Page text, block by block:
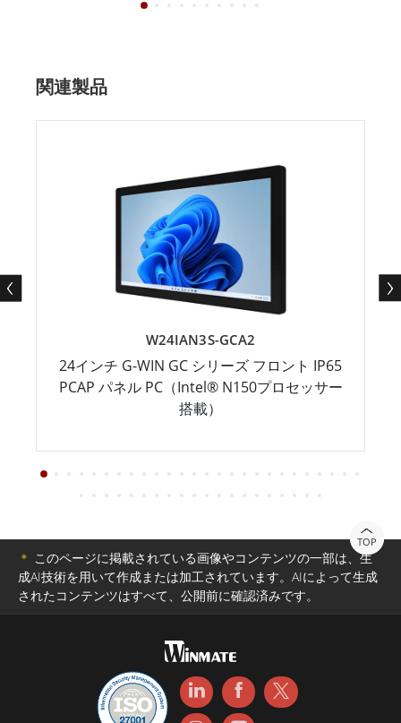
関連製品
W24IAN3S-GCA2
24インチ G-WIN GC シリーズ フロント IP65
PCAP パネル PC（Intel® N150プロセッサー
搭載）
TOP
＊ このページに掲載されている画像やコンテンツの一部は、生
成AI技術を用いて作成または加工されています。AIによって生成
されたコンテンツはすべて、公開前に確認済みです。